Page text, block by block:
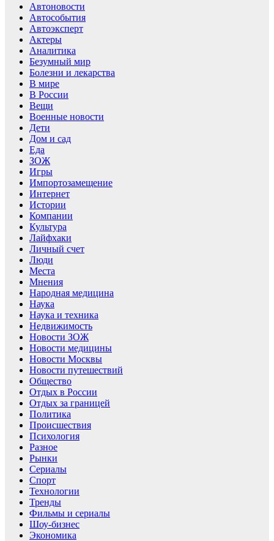
Автоновости
Автособытия
Автоэксперт
Актеры
Аналитика
Безумный мир
Болезни и лекарства
В мире
В России
Вещи
Военные новости
Дети
Дом и сад
Еда
ЗОЖ
Игры
Импортозамещение
Интернет
Истории
Компании
Культура
Лайфхаки
Личный счет
Люди
Места
Мнения
Народная медицина
Наука
Наука и техника
Недвижимость
Новости ЗОЖ
Новости медицины
Новости Москвы
Новости путешествий
Общество
Отдых в России
Отдых за границей
Политика
Происшествия
Психология
Разное
Рынки
Сериалы
Спорт
Технологии
Тренды
Фильмы и сериалы
Шоу-бизнес
Экономика